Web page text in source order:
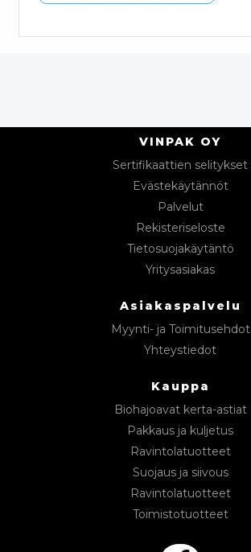
VINPAK OY
Sertifikaattien selitykset
Evästekäytännöt
Palvelut
Rekisteriseloste
Tietosuojakäytäntö
Yritysasiakas
Asiakaspalvelu
Myynti- ja Toimitusehdot
Yhteystiedot
Kauppa
Biohajoavat kerta-astiat
Pakkaus ja kuljetus
Ravintolatuotteet
Suojaus ja siivous
Ravintolatuotteet
Toimistotuotteet